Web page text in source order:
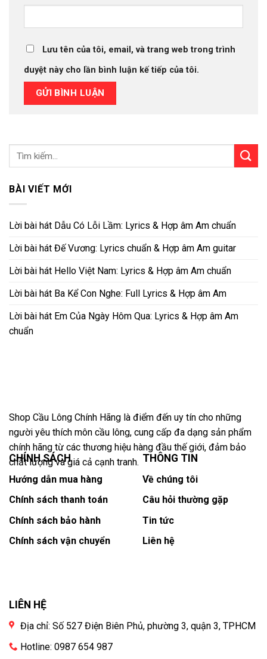
Lưu tên của tôi, email, và trang web trong trình
duyệt này cho lần bình luận kế tiếp của tôi.
BÀI VIẾT MỚI
Lời bài hát Dẫu Có Lỗi Lầm: Lyrics & Hợp âm Am chuẩn
Lời bài hát Đế Vương: Lyrics chuẩn & Hợp âm Am guitar
Lời bài hát Hello Việt Nam: Lyrics & Hợp âm Am chuẩn
Lời bài hát Ba Kể Con Nghe: Full Lyrics & Hợp âm Am
Lời bài hát Em Của Ngày Hôm Qua: Lyrics & Hợp âm Am
chuẩn
Shop Cầu Lông Chính Hãng là điểm đến uy tín cho những
người yêu thích môn cầu lông, cung cấp đa dạng sản phẩm
chính hãng từ các thương hiệu hàng đầu thế giới, đảm bảo
chất lượng và giá cả cạnh tranh.
CHÍNH SÁCH
Hướng dẫn mua hàng
Chính sách thanh toán
Chính sách bảo hành
Chính sách vận chuyển
THÔNG TIN
Về chúng tôi
Câu hỏi thường gặp
Tin tức
Liên hệ
LIÊN HỆ
Địa chỉ: Số 527 Điện Biên Phủ, phường 3, quận 3, TPHCM
Hotline: 0987 654 987